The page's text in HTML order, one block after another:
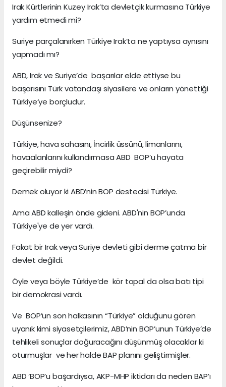
Irak Kürtlerinin Kuzey Irak’ta devletçik kurmasına Türkiye
yardım etmedi mi?
Suriye parçalanırken Türkiye Irak’ta ne yaptıysa aynısını
yapmadı mı?
ABD, Irak ve Suriye’de başarılar elde ettiyse bu
başarısını Türk vatandaşı siyasilere ve onların yönettiği
Türkiye’ye borçludur.
Düşünsenize?
Türkiye, hava sahasını, İncirlik üssünü, limanlarını,
havaalanlarını kullandırmasa ABD BOP’u hayata
geçirebilir miydi?
Demek oluyor ki ABD’nin BOP destecisi Türkiye.
Ama ABD kalleşin önde gideni. ABD'nin BOP’unda
Türkiye'ye de yer vardı.
Fakat bir Irak veya Suriye devleti gibi derme çatma bir
devlet değildi.
Öyle veya böyle Türkiye’de kör topal da olsa batı tipi
bir demokrasi vardı.
Ve BOP’un son halkasının “Türkiye” olduğunu gören
uyanık kimi siyasetçilerimiz, ABD’nin BOP’unun Türkiye’de
tehlikeli sonuçlar doğuracağını düşünmüş olacaklar ki
oturmuşlar ve her halde BAP planını geliştirmişler.
ABD ‘BOP’u başardıysa, AKP-MHP iktidarı da neden BAP’ı